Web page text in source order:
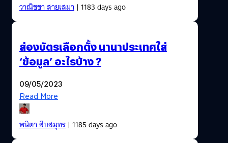
วาณิชชา สายเสมา| 1183 days ago
ส่องบัตรเลือกตั้ง นานาประเทศใส่
‘ข้อมูล’ อะไรบ้าง ?
09/05/2023
Read More
พนิตา สืบสมุทร| 1185 days ago